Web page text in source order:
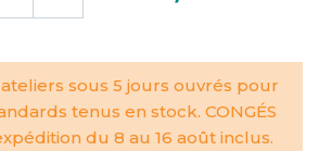
sous 5 jours ouvrés pour
tenus en stock. CONGÉS
du 8 au 16 août inclus.